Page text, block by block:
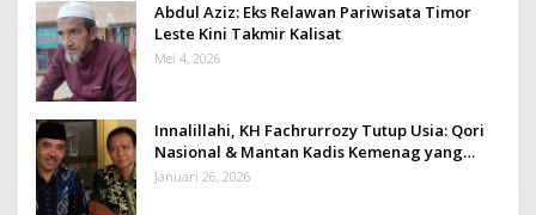
Abdul Aziz: Eks Relawan Pariwisata Timor
Leste Kini Takmir Kalisat
Mei 4, 2026
Innalillahi, KH Fachrurrozy Tutup Usia: Qori
Nasional & Mantan Kadis Kemenag yang
Penuh Teladan
Januari 26, 2026